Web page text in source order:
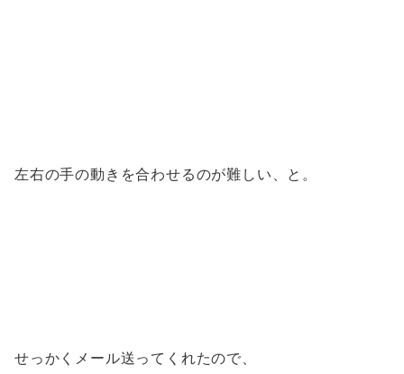
左右の手の動きを合わせるのが難しい、と。
せっかくメール送ってくれたので、